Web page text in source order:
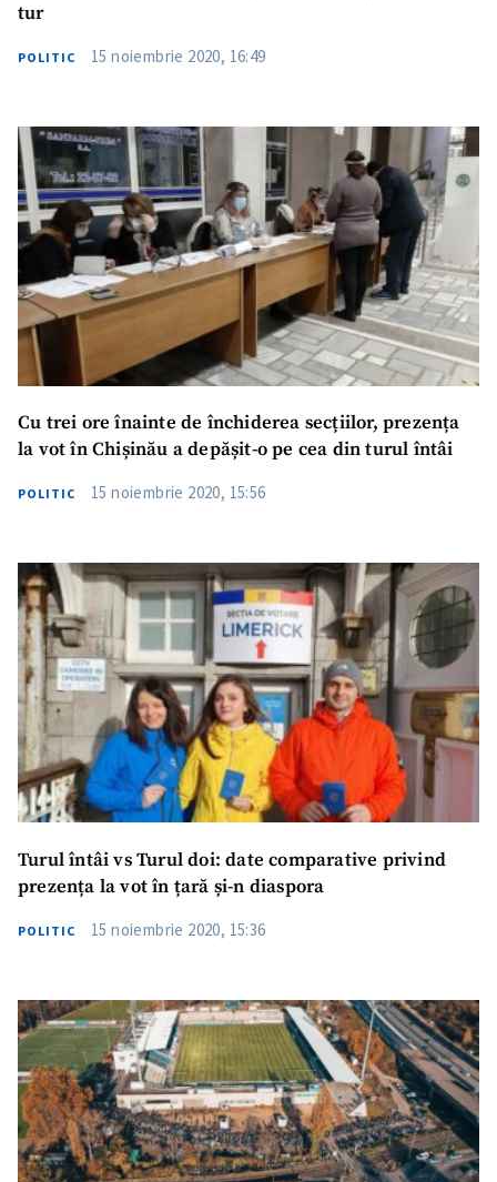
Trimite o informație
Despre ZdG
in English
на русском
tur
POLITIC 15 noiembrie 2020, 16:49
Cu trei ore înainte de închiderea secțiilor, prezența
la vot în Chișinău a depășit-o pe cea din turul întâi
POLITIC 15 noiembrie 2020, 15:56
Turul întâi vs Turul doi: date comparative privind
prezența la vot în țară și-n diaspora
POLITIC 15 noiembrie 2020, 15:36